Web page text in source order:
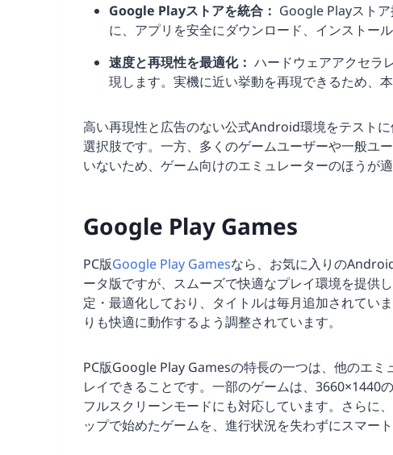
Google Playストアを統合： Google Playスト
に、アプリを安全にダウンロード、インストール
速度と再現性を最適化： ハードウェアアクセラ
現します。実機に近い挙動を再現できるため、
高い再現性と広告のない公式Android環境をテスト
選択肢です。一方、多くのゲームユーザーや一般ユ
いないため、ゲーム向けのエミュレーターのほうが適
Google Play Games
PC版Google Play Gamesなら、お気に入りの
ータ版ですが、スムーズで快適なプレイ環境を提供
定・最適化しており、タイトルは毎月追加されてい
りも快適に動作するよう調整されています。
PC版Google Play Gamesの特長の一つは、他のエ
レイできることです。一部のゲームは、3660×1440
フルスクリーンモードにも対応しています。さらに
ップで始めたゲームを、進行状況を失わずにスマー